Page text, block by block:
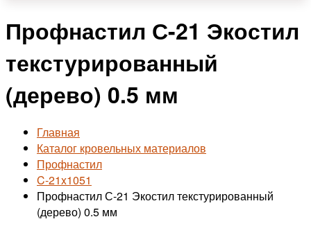
Профнастил С-21 Экостил
текстурированный
(дерево) 0.5 мм
Главная
Каталог кровельных материалов
Профнастил
C-21x1051
Профнастил С-21 Экостил текстурированный
(дерево) 0.5 мм